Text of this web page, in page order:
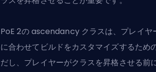
PoE 2の ascendancy クラスは、プレイヤ
に合わせてビルドをカスタマイズするため
だし、プレイヤーがクラスを昇格させる前